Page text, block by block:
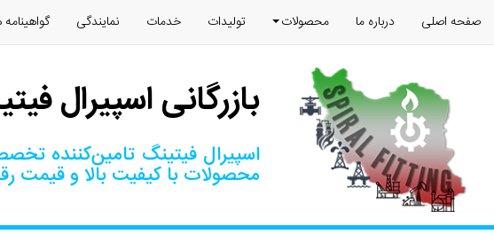
صفحه اصلی درباره ما محصولات تولیدات خدمات نمایندگی گواهینامه
بازرگانی اسپیرال
اسپیرال فیتینگ تامین‌کننده
محصولات با کیفیت بالا و قیمت